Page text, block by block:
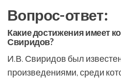
Вопрос-ответ:
Какие достижения имеет
Свиридов?
И.В. Свиридов был
произведениями, среди